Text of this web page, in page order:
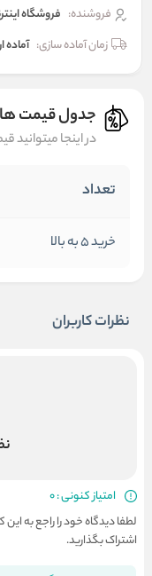
فروشنده: فروشگاه
زمان آماده سازی: آماده
جدول قیمت
در اینجا
تعداد
خرید 5 به بالا
نظرات کاربران
امتیاز کنونی : 0
لطفا دیدگاه خود را راجع به این
اشتراک بگذارید.